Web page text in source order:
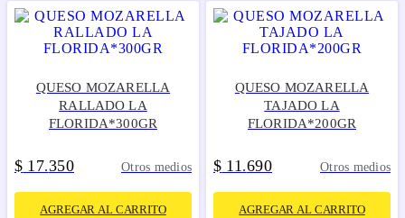
QUESO MOZARELLA
RALLADO LA
FLORIDA*300GR
$ 17.350 Otros medios
AGREGAR AL CARRITO
QUESO MOZARELLA
TAJADO LA
FLORIDA*200GR
$ 11 .690 Otros medios
AGREGAR AL CARRITO